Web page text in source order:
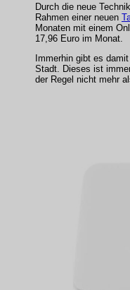
Durch die neue
Rahmen einer neuen
Monaten mit einem
17,96 Euro im Monat.
Immerhin gibt es
Stadt. Dieses ist
der Regel nicht mehr